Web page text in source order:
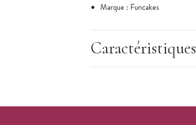
Marque : Funcakes
Caractéristiques